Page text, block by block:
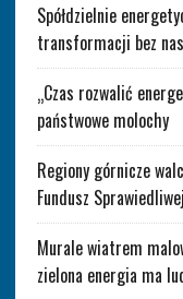
Spółdzielnie
transformacji bez
„Czas rozwalić
państwowe molochy
Regiony górnicze
Fundusz
Murale wiatrem
zielona energia ma